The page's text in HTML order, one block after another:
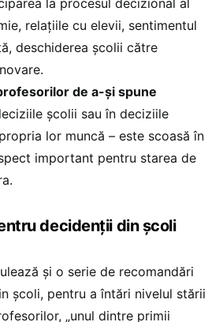
relațiile cu elevii, sentimentul
deschiderea școlii către
de a-și spune
școlii sau în deciziile
lor muncă – este scoasă în
important pentru starea de
decidenții din școli
și o serie de recomandări
școli, pentru a întări nivelul stării
„unul dintre primii